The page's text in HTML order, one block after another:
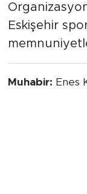
Eskişehir
Muhabir: Enes